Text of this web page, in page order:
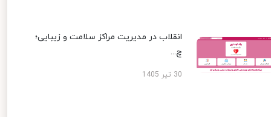
انقلاب در مدیریت مراکز سلامت و زیبایی؛
چ...
30 تیر 1405